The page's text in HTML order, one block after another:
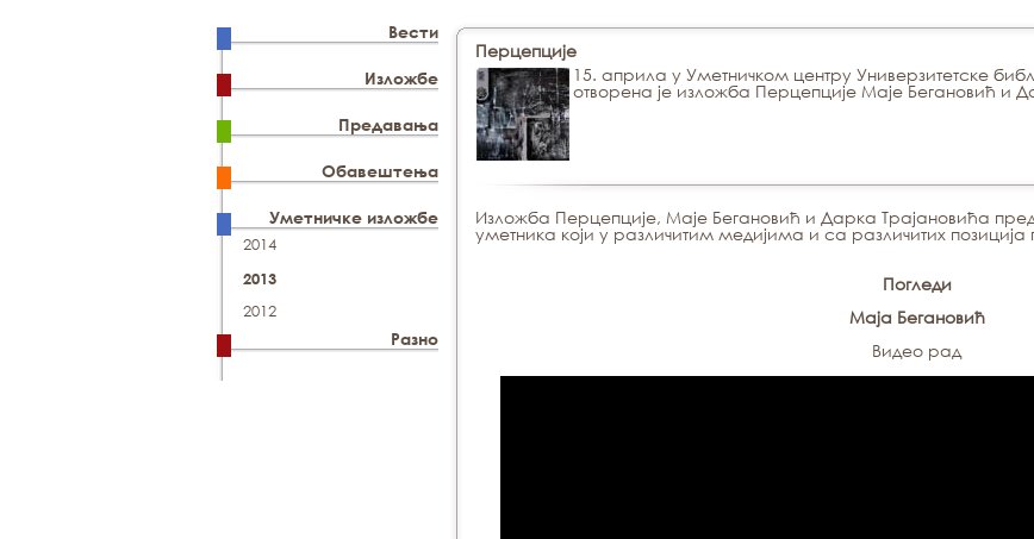
Вести
Изложбе
Предавања
Обавештења
Уметничке изложбе
2014
2013
2012
Разно
Перцепције
15. априла у Уметничком центру Универзитетске
отворена је изложба Перцепције Маје Бегановић и
Изложба Перцепције, Маје Бегановић и Дарка Трајановића
уметника који у различитим медијима и са различитих позиција
Погледи
Маја Бегановић
Видео рад